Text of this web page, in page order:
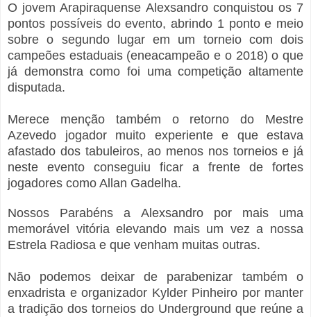
O jovem Arapiraquense Alexsandro conquistou os 7
pontos possíveis do evento, abrindo 1 ponto e meio
sobre o segundo lugar em um torneio com dois
campeões estaduais (eneacampeão e o 2018) o que
já demonstra como foi uma competição altamente
disputada.
Merece menção também o retorno do Mestre
Azevedo jogador muito experiente e que estava
afastado dos tabuleiros, ao menos nos torneios e já
neste evento conseguiu ficar a frente de fortes
jogadores como Allan Gadelha.
Nossos Parabéns a Alexsandro por mais uma
memorável vitória elevando mais um vez a nossa
Estrela Radiosa e que venham muitas outras.
Não podemos deixar de parabenizar também o
enxadrista e organizador Kylder Pinheiro por manter
a tradição dos torneios do Underground que reúne a